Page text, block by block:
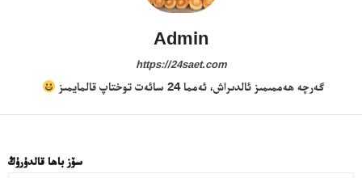
Admin
https://24saet.com
گەرچە ھەممىمىز ئالدىراش، ئەمما 24 سائەت توختاپ قالمايمىز
سۆز باھا قالدۇرۇڭ